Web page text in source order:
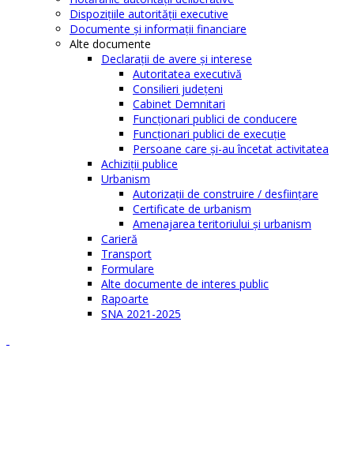
Dispoziţiile autorităţii executive
Documente şi informaţii financiare
Alte documente
Declaraţii de avere şi interese
Autoritatea executivă
Consilieri judeţeni
Cabinet Demnitari
Funcţionari publici de conducere
Funcționari publici de execuție
Persoane care şi-au încetat activitatea
Achiziţii publice
Urbanism
Autorizații de construire / desființare
Certificate de urbanism
Amenajarea teritoriului şi urbanism
Carieră
Transport
Formulare
Alte documente de interes public
Rapoarte
SNA 2021-2025